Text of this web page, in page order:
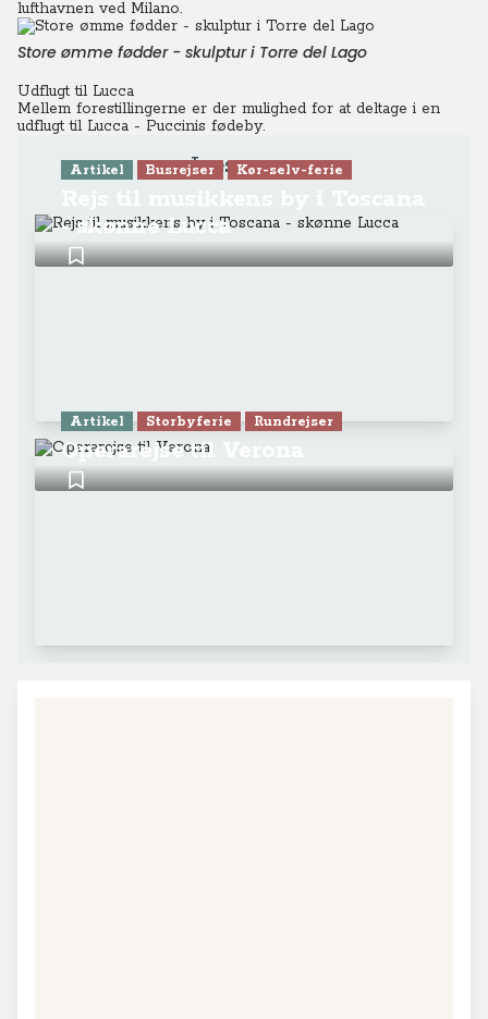
lufthavnen ved Milano.
Store ømme fødder - skulptur i Torre del Lago
Udflugt til Lucca
Mellem forestillingerne er der mulighed for at deltage i en
udflugt til Lucca - Puccinis fødeby.
Læs mere
Artikel Busrejser Kør-selv-ferie
- skønne Lucca
Artikel Storbyferie Rundrejser
Operarejse til Verona